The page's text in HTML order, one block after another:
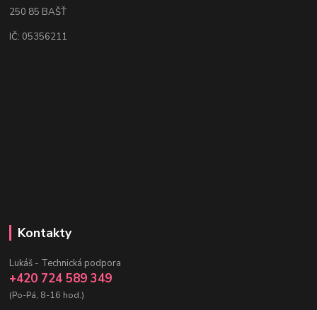
250 85 BAŠŤ
IČ: 05356211
Kontakty
Lukáš - Technická podpora
+420 724 589 349
(Po-Pá, 8-16 hod.)